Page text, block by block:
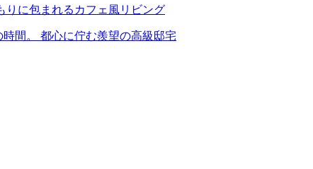
りに包まれるカフェ風リビング
間。 都心に佇む羨望の高級邸宅